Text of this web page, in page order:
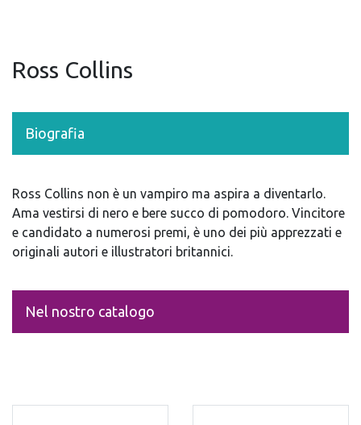
Ross Collins
Biografia
Ross Collins non è un vampiro ma aspira a diventarlo.
Ama vestirsi di nero e bere succo di pomodoro. Vincitore
e candidato a numerosi premi, è uno dei più apprezzati e
originali autori e illustratori britannici.
Nel nostro catalogo